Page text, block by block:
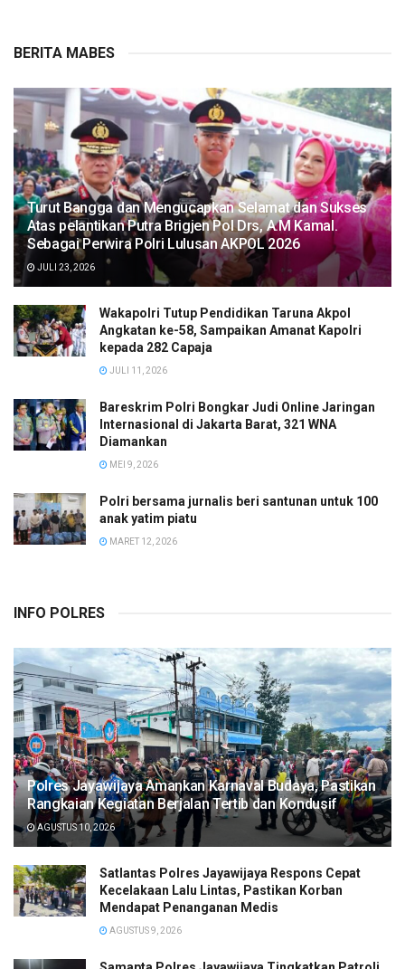
BERITA MABES
Turut Bangga dan Mengucapkan Selamat dan Sukses
Atas pelantikan Putra Brigjen Pol Drs, A.M Kamal.
Sebagai Perwira Polri Lulusan AKPOL 2026
JULI 23, 2026
Wakapolri Tutup Pendidikan Taruna Akpol
Angkatan ke-58, Sampaikan Amanat Kapolri
kepada 282 Capaja
JULI 11, 2026
Bareskrim Polri Bongkar Judi Online Jaringan
Internasional di Jakarta Barat, 321 WNA
Diamankan
MEI 9, 2026
Polri bersama jurnalis beri santunan untuk 100
anak yatim piatu
MARET 12, 2026
INFO POLRES
Polres Jayawijaya Amankan Karnaval Budaya, Pastikan
Rangkaian Kegiatan Berjalan Tertib dan Kondusif
AGUSTUS 10, 2026
Satlantas Polres Jayawijaya Respons Cepat
Kecelakaan Lalu Lintas, Pastikan Korban
Mendapat Penanganan Medis
AGUSTUS 9, 2026